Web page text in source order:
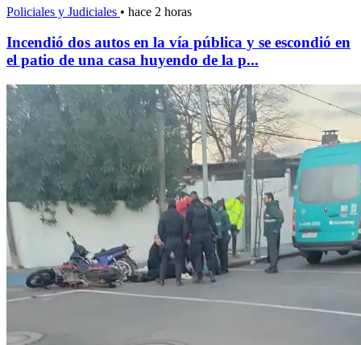
Policiales y Judiciales • hace 2 horas
Incendió dos autos en la vía pública y se escondió en
el patio de una casa huyendo de la p...